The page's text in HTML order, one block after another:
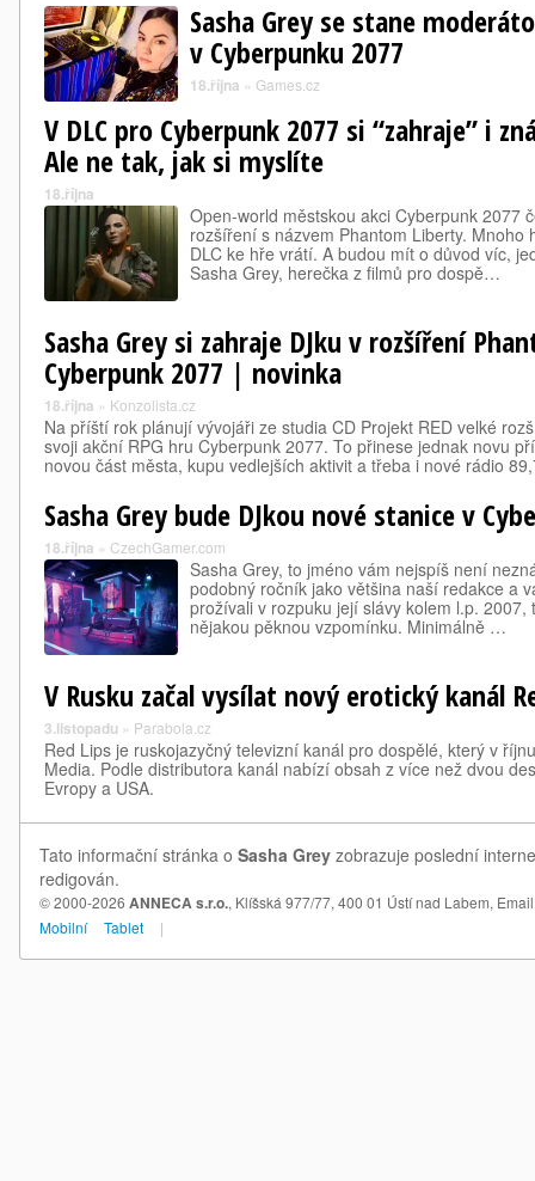
Sasha Grey se stane
v Cyberpunku 2077
18.října » Games.cz
V DLC pro Cyberpunk 2077 si “zahraje” i
Ale ne tak, jak si myslíte
18.října
Open-world městskou akci Cyberpunk 2077
rozšíření s názvem Phantom Liberty. Mnoho
DLC ke hře vrátí. A budou mít o důvod víc,
Sasha Grey, herečka z filmů pro dospě…
Sasha Grey si zahraje DJku v rozšíření
Cyberpunk 2077 | novinka
18.října » Konzolista.cz
Na příští rok plánují vývojáři ze studia CD Projekt RED velké
svoji akční RPG hru Cyberpunk 2077. To přinese jednak novu
novou část města, kupu vedlejších aktivit a třeba i nové rádio
Sasha Grey bude DJkou nové stanice v
18.října » CzechGamer.com
Sasha Grey, to jméno vám nejspíš není
podobný ročník jako většina naší redakce a
prožívali v rozpuku její slávy kolem l.p.
nějakou pěknou vzpomínku. Minimálně …
V Rusku začal vysílat nový erotický kanál
3.listopadu » Parabola.cz
Red Lips je ruskojazyčný televizní kanál pro dospělé, který v
Media. Podle distributora kanál nabízí obsah z více než dvou
Evropy a USA.
Tato informační stránka o Sasha Grey zobrazuje poslední
redigován.
© 2000-2026 ANNECA s.r.o., Klíšská 977/77, 400 01 Ústí nad Labem,
Mobilní
Tablet |